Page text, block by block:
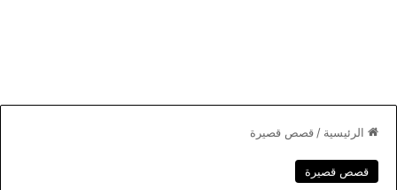
الرئيسية / قصص قصيرة
قصص قصيرة